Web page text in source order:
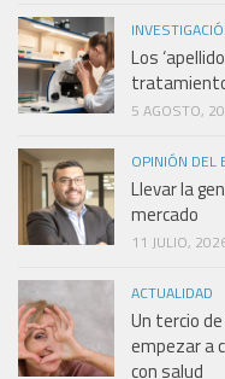
Los
5 AGOSTO,
OPINIÓN DEL
Llevar la
mercado
11 JULIO,
ACTUALIDAD
Un tercio
empezar a
con salud